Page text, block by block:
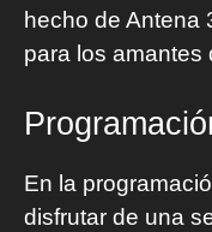
hecho de Antena
para los amantes
En la
disfrutar de una